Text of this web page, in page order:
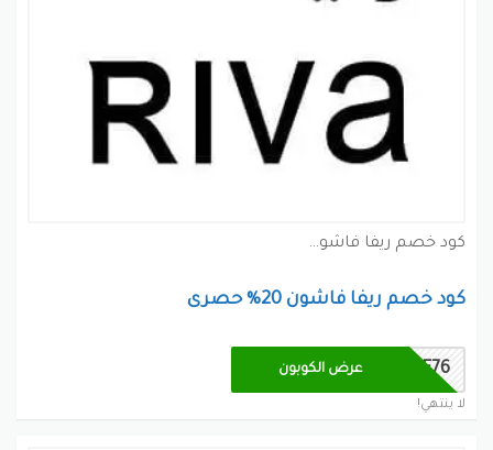
كود خصم ريفا فاشون كوبون
كود خصم ريفا فاشون 20% حصرى
OFF76 عرض الكوبون
لا ينتهي!